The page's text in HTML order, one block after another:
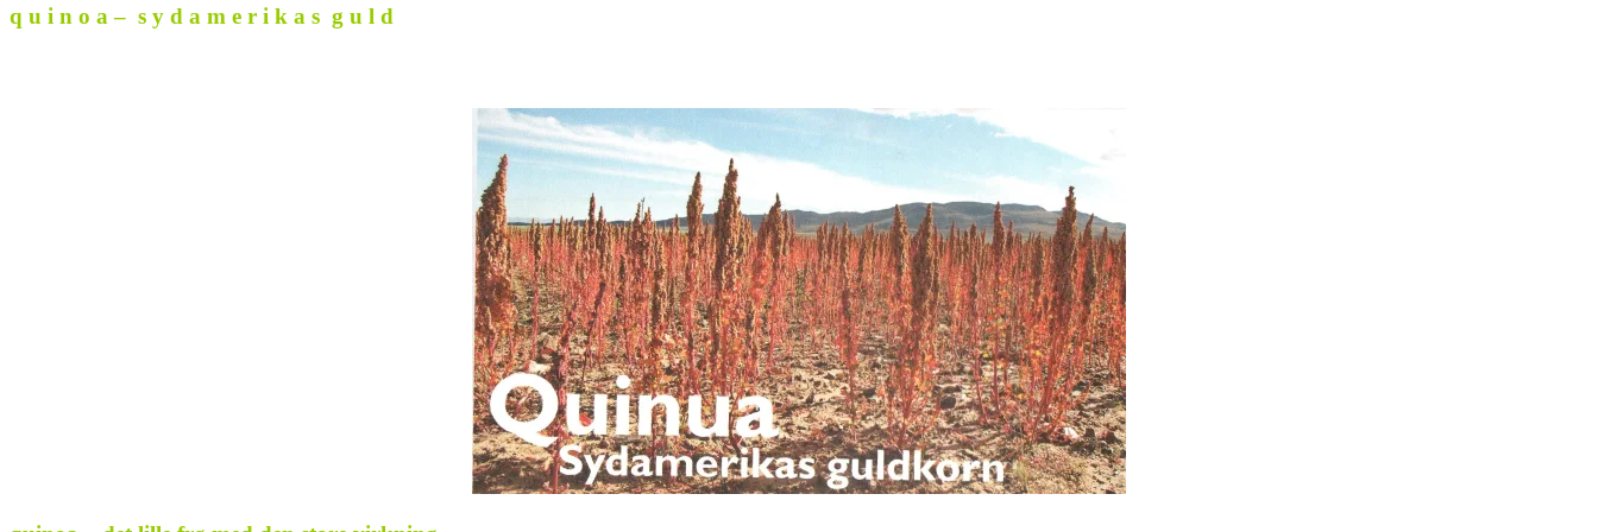
q u i n o a – s y d a m e r i k a s g u l d